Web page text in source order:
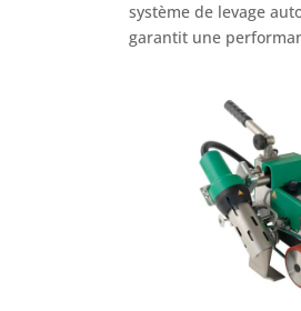
système de levage
garantit une